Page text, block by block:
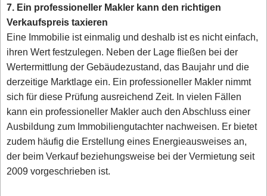
7. Ein professioneller Makler kann den richtigen
Verkaufspreis taxieren
Eine Immobilie ist einmalig und deshalb ist es nicht einfach,
ihren Wert festzulegen. Neben der Lage fließen bei der
Wertermittlung der Gebäudezustand, das Baujahr und die
derzeitige Marktlage ein. Ein professioneller Makler nimmt
sich für diese Prüfung ausreichend Zeit. In vielen Fällen
kann ein professioneller Makler auch den Abschluss einer
Ausbildung zum Immobiliengutachter nachweisen. Er bietet
zudem häufig die Erstellung eines Energieausweises an,
der beim Verkauf beziehungsweise bei der Vermietung seit
2009 vorgeschrieben ist.